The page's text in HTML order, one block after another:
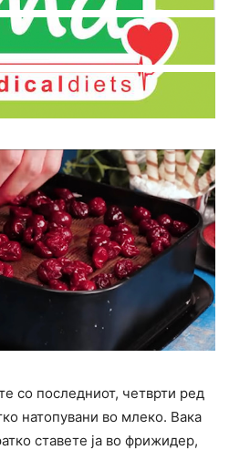
со последниот, четврти ред
натопувани во млеко. Вака
ставете ја во фрижидер,